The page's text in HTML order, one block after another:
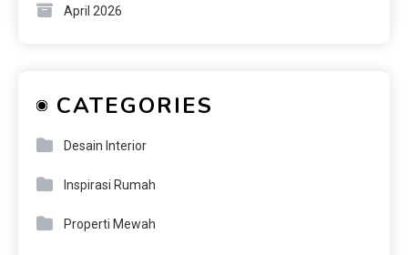
April 2026
CATEGORIES
Desain Interior
Inspirasi Rumah
Properti Mewah